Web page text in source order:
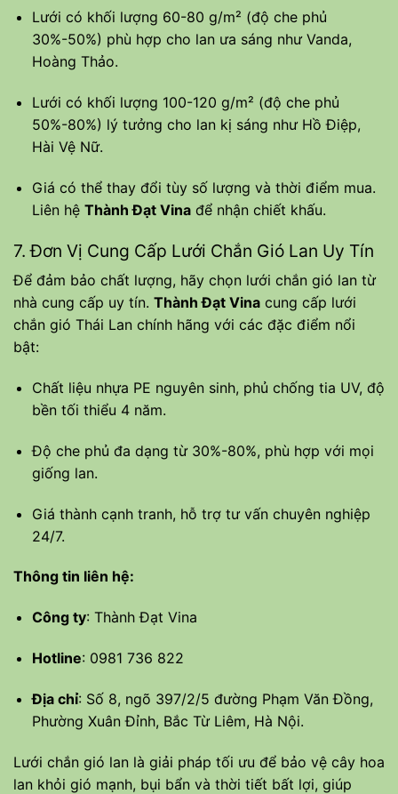
Lưới có khối lượng 60-80 g/m² (độ che phủ
30%-50%) phù hợp cho lan ưa sáng như Vanda,
Hoàng Thảo.
Lưới có khối lượng 100-120 g/m² (độ che phủ
50%-80%) lý tưởng cho lan kị sáng như Hồ Điệp,
Hài Vệ Nữ.
Giá có thể thay đổi tùy số lượng và thời điểm mua.
Liên hệ Thành Đạt Vinađể nhận chiết khấu.
7. Đơn Vị Cung Cấp Lưới Chắn Gió Lan Uy Tín
Để đảm bảo chất lượng, hãy chọn lưới chắn gió lan từ
nhà cung cấp uy tín. Thành Đạt Vina cung cấp lưới
chắn gió Thái Lan chính hãng với các đặc điểm nổi
bật:
Chất liệu nhựa PE nguyên sinh, phủ chống tia UV, độ
bền tối thiểu 4 năm.
Độ che phủ đa dạng từ 30%-80%, phù hợp với mọi
giống lan.
Giá thành cạnh tranh, hỗ trợ tư vấn chuyên nghiệp
24/7.
Thông tin liên hệ:
Công ty: Thành Đạt Vina
Hotline: 0981 736 822
Địa chỉ: Số 8, ngõ 397/2/5 đường Phạm Văn Đồng,
Phường Xuân Đỉnh, Bắc Từ Liêm, Hà Nội.
Lưới chắn gió lan là giải pháp tối ưu để bảo vệ cây hoa
lan khỏi gió mạnh, bụi bẩn và thời tiết bất lợi, giúp